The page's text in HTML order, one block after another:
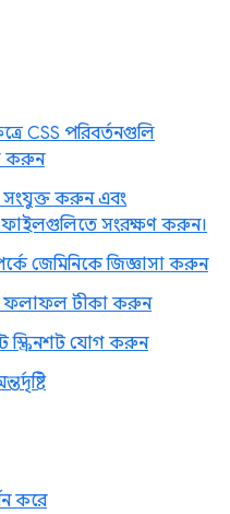
CSS পরিবর্তনগুলি
করুন
সংযুক্ত করুন এবং
সংরক্ষণ করুন।
জেমিনিকে জিজ্ঞাসা করুন
ফলাফল টীকা করুন
স্ক্রিনশট যোগ করুন
করে